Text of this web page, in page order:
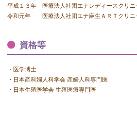
平成１３年 医療法人社団エナレディースクリニ
令和元年 医療法人社団エナ麻生ＡＲＴクリニ
資格等
・医学博士
・日本産科婦人科学会 産婦人科専門医
・日本生殖医学会 生殖医療専門医